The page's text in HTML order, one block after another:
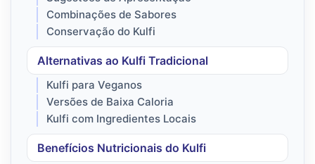
Combinações de Sabores
Conservação do Kulfi
Alternativas ao Kulfi Tradicional
Kulfi para Veganos
Versões de Baixa Caloria
Kulfi com Ingredientes Locais
Benefícios Nutricionais do Kulfi